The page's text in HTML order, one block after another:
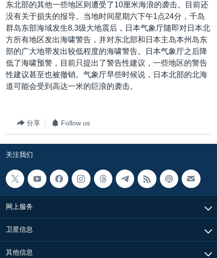
导
航
转
检
索
印太
中东
欧洲
非洲
美洲
经济·金融·贸易
人权·法律·宗教
科教·文娱·体健
军事
劳工
美中关系
热点专题
白宫要闻
国会报道
美中关系
南中国海争端
关注新疆
VOA视频
VOA今日焦点
中文广播
其他语言网站
东北部的其他一些地区则遭受了10厘米海浪的袭击。目前还
没有关于损失的报导。当地时间星期六下午1点24分，千岛
群岛东部海域发生8.3级大地震后，日本气象厅随即对日本北
方所有地区发出海啸警告，并对东北部和日本主岛本州岛东
部的广大地带发出较低程度的海啸警告。日本气象厅之后降
低了海啸预警，目前只提出了警告性建议，一些地区的警告
性建议甚至也被撤销。气象厅早些时候说，日本北部的北海
道可能会受到高达一米的巨浪的袭击。
分享 Follow us
关注我们
网上服务
卫星信息
其他信息